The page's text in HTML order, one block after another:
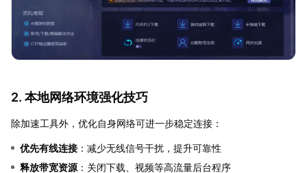
2. 本地网络环境强化技巧
除加速工具外，优化自身网络可进一步稳定连接：
优先有线连接 ：减少无线信号干扰，提升可靠性
释放带宽资源 ：关闭下载、视频等高流量后台程序